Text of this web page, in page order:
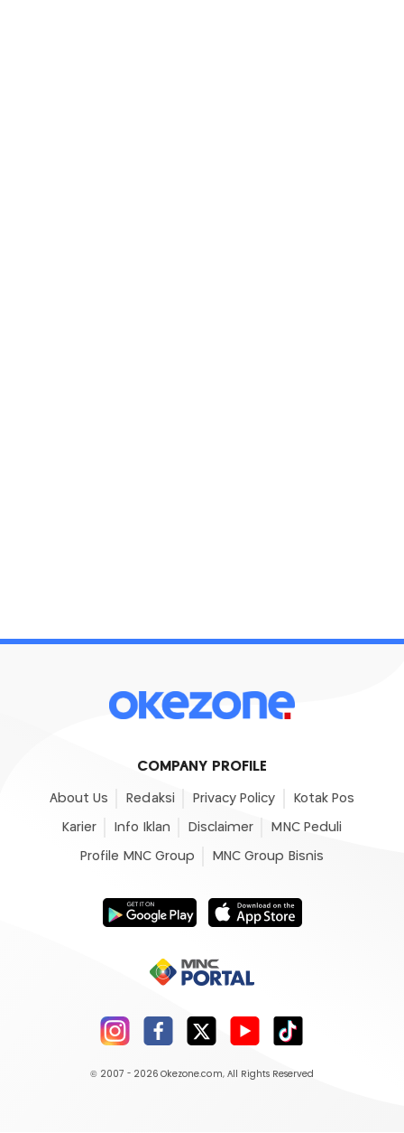
COMPANY PROFILE
About Us Redaksi Privacy Policy Kotak Pos
Karier Info Iklan Disclaimer MNC Peduli
Profile MNC Group MNC Group Bisnis
© 2007 - 2026 Okezone.com, All Rights Reserved